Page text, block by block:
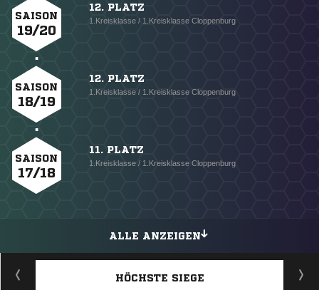
SAISON
19/20
12. PLATZ
1.Kreisklasse / 1.Kreisklasse Cloppenburg
SAISON
18/19
12. PLATZ
1.Kreisklasse / 1.Kreisklasse Cloppenburg
SAISON
17/18
11. PLATZ
1.Kreisklasse / 1.Kreisklasse Cloppenburg
ALLE ANZEIGEN
HÖCHSTE SIEGE